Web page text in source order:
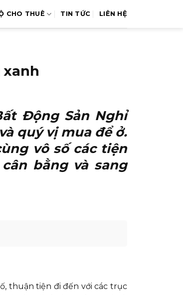
CHO THUÊ TIN TỨC LIÊN HỆ
Động Sản Nghỉ
quý vị mua để ở.
vô số các tiện
bằng và sang
thuận tiện đi đến với các trục